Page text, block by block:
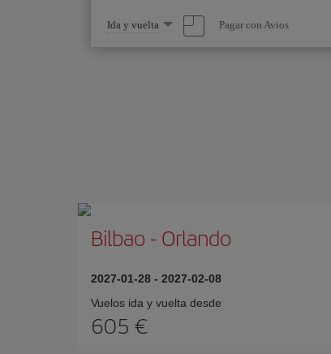
Seleccione
una
opción
Ida y vuelta Pagar con Avios
Bilbao - Orlando
2027-01-28 - 2027-02-08
Vuelos ida y vuelta desde
605 €